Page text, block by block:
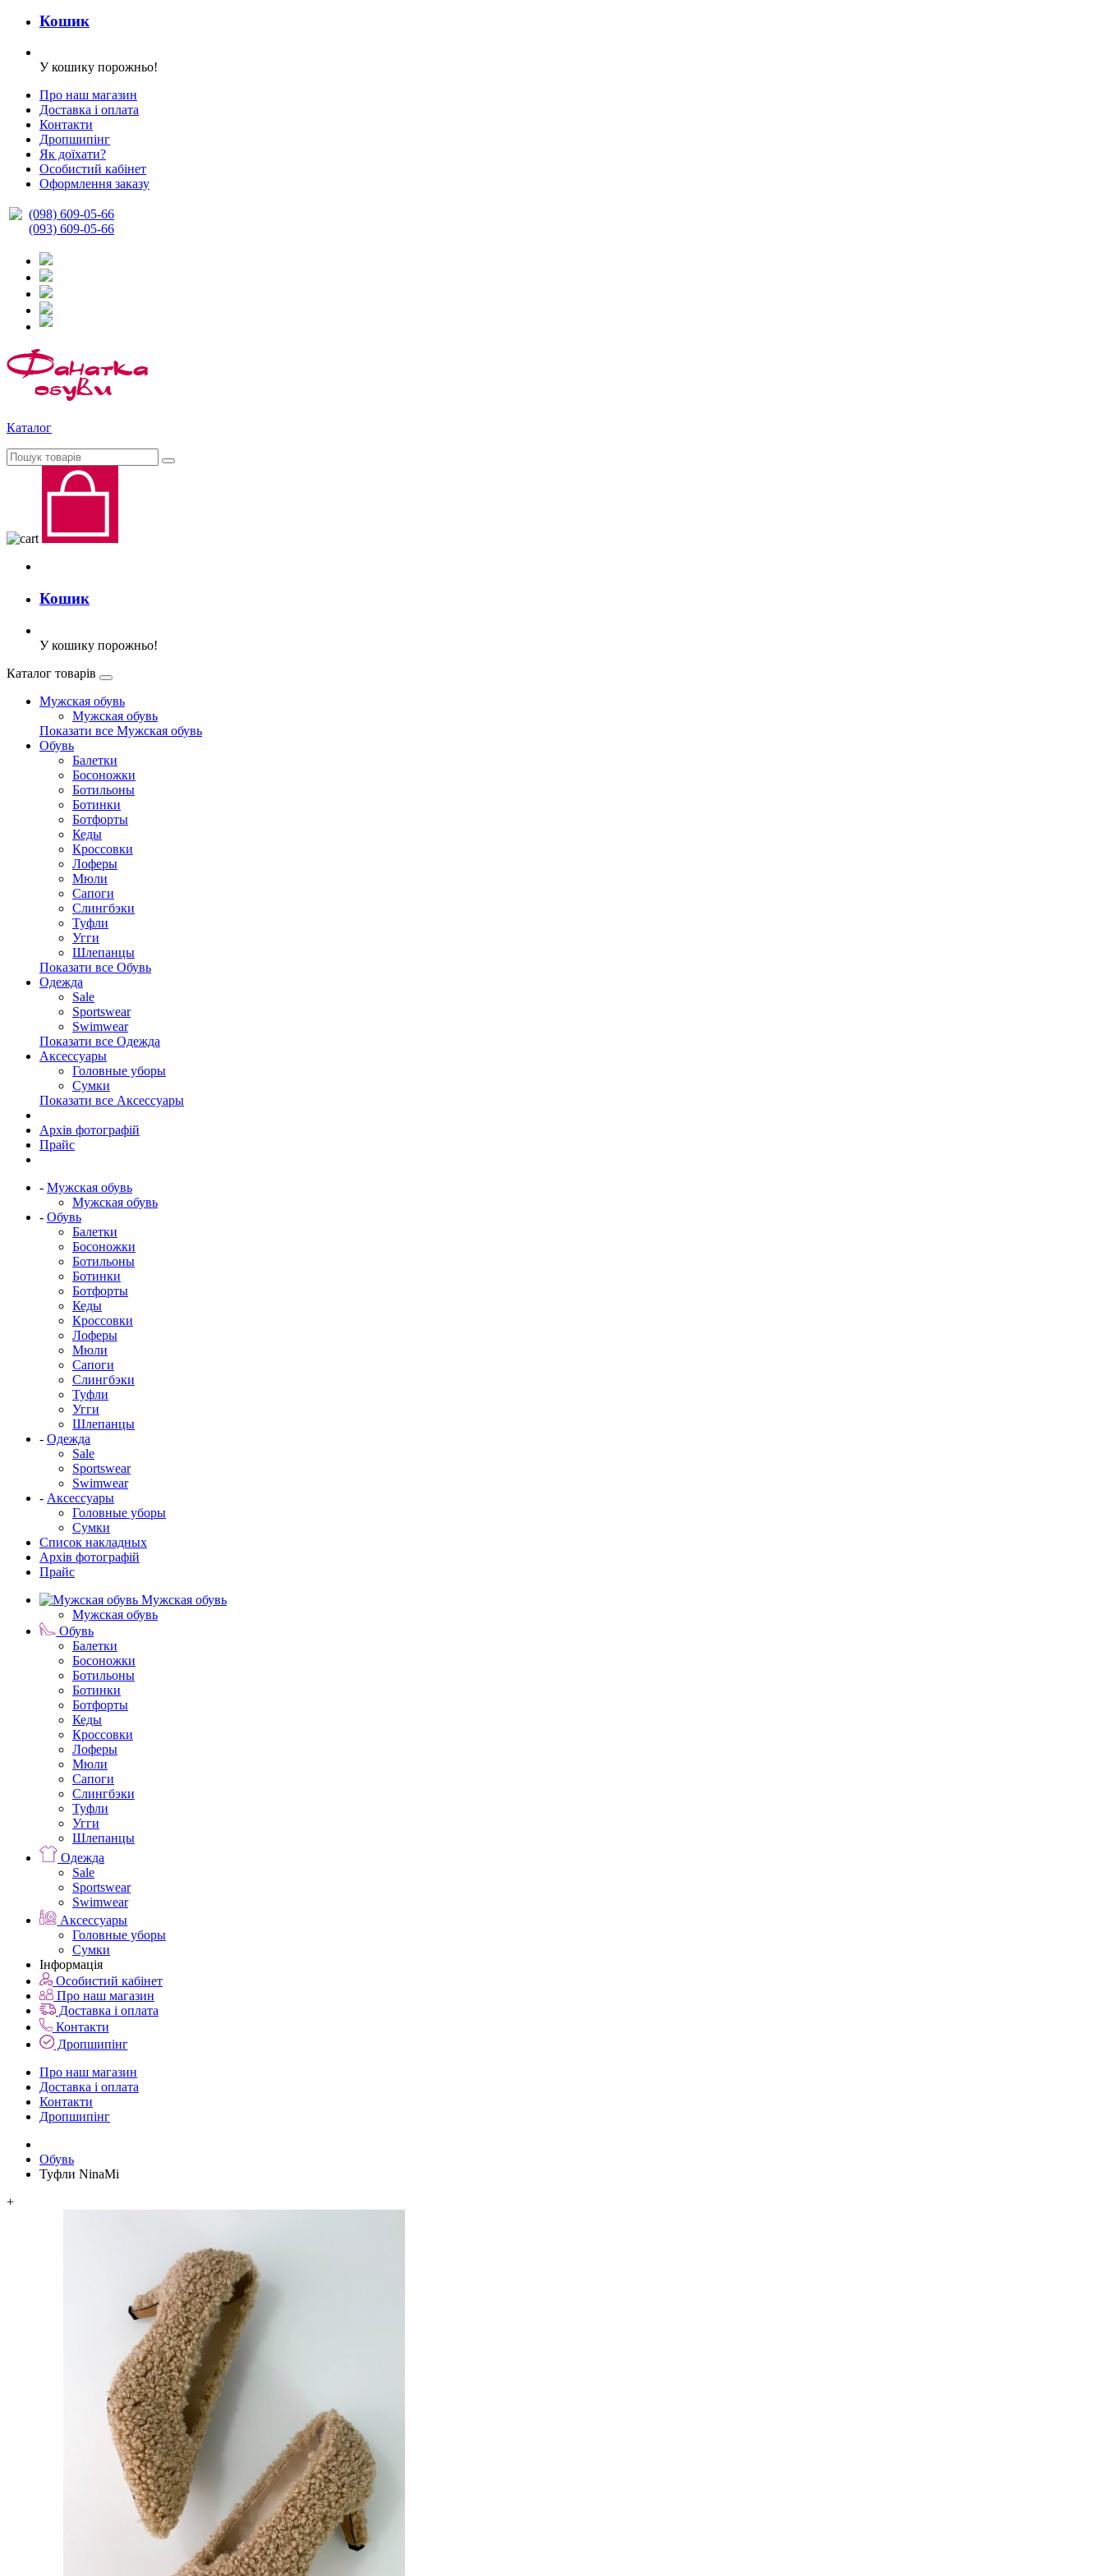
Кошик
У кошику порожньо!
Про наш магазин
Доставка і оплата
Контакти
Дропшипінг
Як доїхати?
Особистий кабінет
Оформлення заказу
(098) 609-05-66
(093) 609-05-66
Каталог
Кошик
У кошику порожньо!
Каталог товарів
Мужская обувь
Мужская обувь
Показати все Мужская обувь
Обувь
Балетки
Босоножки
Ботильоны
Ботинки
Ботфорты
Кеды
Кроссовки
Лоферы
Мюли
Сапоги
Слингбэки
Туфли
Угги
Шлепанцы
Показати все Обувь
Одежда
Sale
Sportswear
Swimwear
Показати все Одежда
Аксессуары
Головные уборы
Сумки
Показати все Аксессуары
Архів фотографій
Прайс
- Мужская обувь
Мужская обувь
- Обувь
Балетки
Босоножки
Ботильоны
Ботинки
Ботфорты
Кеды
Кроссовки
Лоферы
Мюли
Сапоги
Слингбэки
Туфли
Угги
Шлепанцы
- Одежда
Sale
Sportswear
Swimwear
- Аксессуары
Головные уборы
Сумки
Список накладных
Архів фотографій
Прайс
Мужская обувь
Мужская обувь
Обувь
Балетки
Босоножки
Ботильоны
Ботинки
Ботфорты
Кеды
Кроссовки
Лоферы
Мюли
Сапоги
Слингбэки
Туфли
Угги
Шлепанцы
Одежда
Sale
Sportswear
Swimwear
Аксессуары
Головные уборы
Сумки
Інформація
Особистий кабінет
Про наш магазин
Доставка і оплата
Контакти
Дропшипінг
Про наш магазин
Доставка і оплата
Контакти
Дропшипінг
Обувь
Туфли NinaMi
+